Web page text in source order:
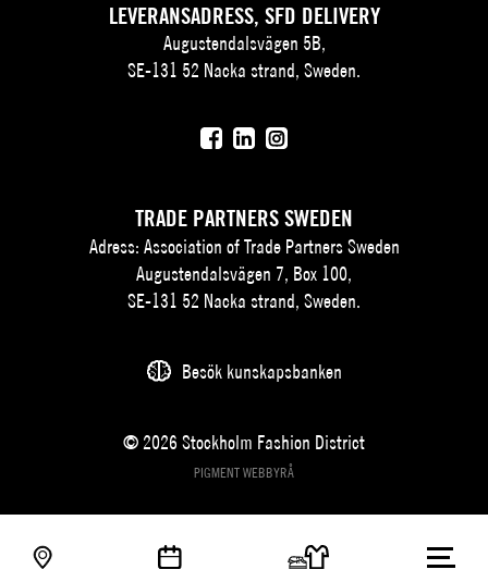
LEVERANSADRESS, SFD DELIVERY
Augustendalsvägen 5B,
SE-131 52 Nacka strand, Sweden.
TRADE PARTNERS SWEDEN
Adress: Association of Trade Partners Sweden
Augustendalsvägen 7, Box 100,
SE-131 52 Nacka strand, Sweden.
Besök kunskapsbanken
© 2026 Stockholm Fashion District
PIGMENT WEBBYRÅ